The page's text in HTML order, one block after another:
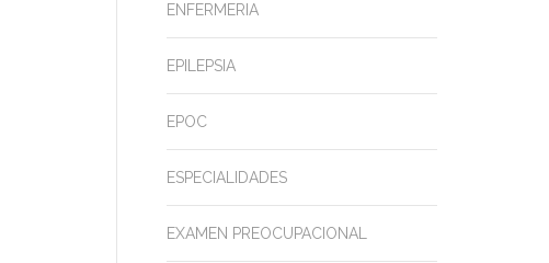
ENFERMERIA
EPILEPSIA
EPOC
ESPECIALIDADES
EXAMEN PREOCUPACIONAL